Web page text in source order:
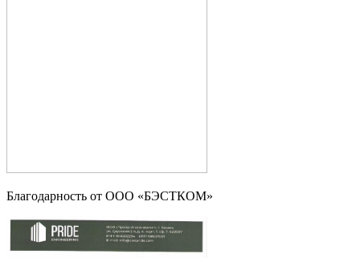
Благодарность от ООО «БЭСТКОМ»